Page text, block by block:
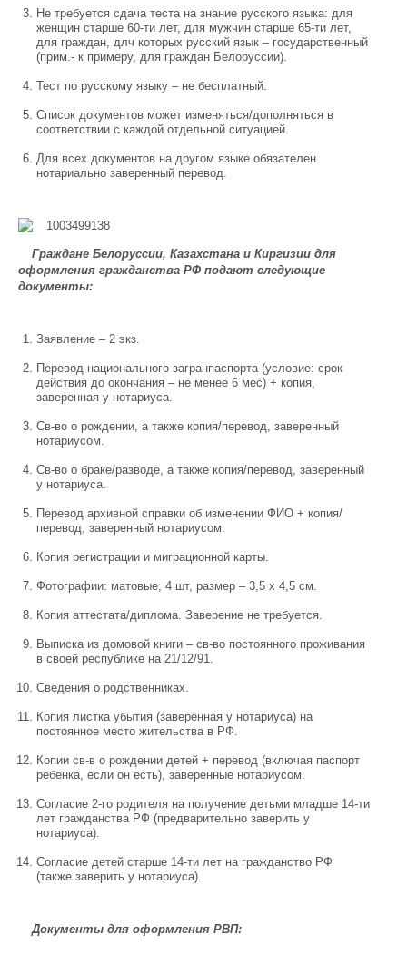
Не требуется сдача теста на знание русского языка: для
женщин старше 60-ти лет, для мужчин старше 65-ти лет,
для граждан, длч которых русский язык – государственный
(прим.- к примеру, для граждан Белоруссии).
Тест по русскому языку – не бесплатный.
Список документов может изменяться/дополняться в
соответствии с каждой отдельной ситуацией.
Для всех документов на другом языке обязателен
нотариально заверенный перевод.
Граждане Белоруссии, Казахстана и Киргизии для
оформления гражданства РФ подают следующие
документы:
Заявление – 2 экз.
Перевод национального загранпаспорта (условие: срок
действия до окончания – не менее 6 мес) + копия,
заверенная у нотариуса.
Св-во о рождении, а также копия/перевод, заверенный
нотариусом.
Св-во о браке/разводе, а также копия/перевод, заверенный
у нотариуса.
Перевод архивной справки об изменении ФИО + копия/
перевод, заверенный нотариусом.
Копия регистрации и миграционной карты.
Фотографии: матовые, 4 шт, размер – 3,5 х 4,5 см.
Копия аттестата/диплома. Заверение не требуется.
Выписка из домовой книги – св-во постоянного проживания
в своей республике на 21/12/91.
Сведения о родственниках.
Копия листка убытия (заверенная у нотариуса) на
постоянное место жительства в РФ.
Копии св-в о рождении детей + перевод (включая паспорт
ребенка, если он есть), заверенные нотариусом.
Согласие 2-го родителя на получение детьми младше 14-ти
лет гражданства РФ (предварительно заверить у
нотариуса).
Согласие детей старше 14-ти лет на гражданство РФ
(также заверить у нотариуса).
Документы для оформления РВП: